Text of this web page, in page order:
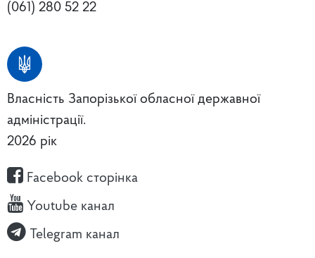
(061) 280 52 22
Власність Запорізької обласної державної
адміністрації.
2026 рік
Facebook сторінка
Youtube канал
Telegram канал